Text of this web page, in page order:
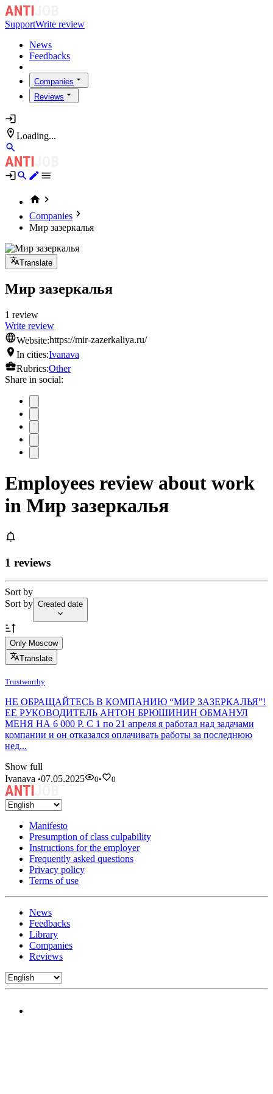
SupportWrite review
News
Feedbacks
Companies
Reviews
Loading...
Companies
Мир зазеркалья
Translate
Мир зазеркалья
1 review
Write review
Website:https://mir-zazerkaliya.ru/
In cities:Ivanava
Rubrics:Other
Share in social:
Employees review about work
in Мир зазеркалья
1 reviews
Sort by
Sort by Created date
Only Moscow
Translate
Trustworthy
НЕ ОБРАЩАЙТЕСЬ В КОМПАНИЮ “МИР ЗАЗЕРКАЛЬЯ”!
ЕЕ РУКОВОДИТЕЛЬ АНТОН БРЮШИНИН ОБМАНУЛ
МЕНЯ НА 6 000 Р. С 1 по 21 апреля я работал над задачами
компании и он отказался оплачивать работы за последнюю
нед...
Show full
Ivanava •07.05.2025 0• 0
Manifesto
Presumption of class culpability
Instructions for the employer
Frequently asked questions
Privacy policy
Terms of use
News
Feedbacks
Library
Companies
Reviews